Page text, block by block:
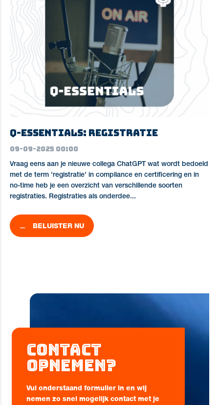
Q-essentials: Registratie
09-09-2025 00:00
Vraag eens aan je nieuwe collega ChatGPT wat wordt bedoeld
met de term 'registratie' in compliance en certificering en in
no-time heb je een overzicht van verschillende soorten
registraties. Registraties als onderdee...
BELUISTER NU
Contact
opnemen?
Vul onderstaand formulier in en wij
nemen zo snel mogelijk contact met je